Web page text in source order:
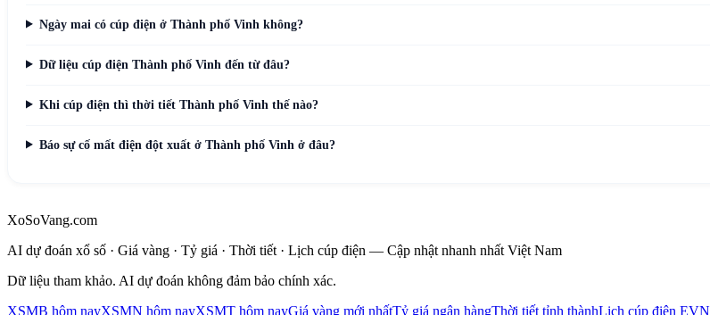
Ngày mai có cúp điện ở Thành phố Vinh không?
Dữ liệu cúp điện Thành phố Vinh đến từ đâu?
Khi cúp điện thì thời tiết Thành phố Vinh thế nào?
Báo sự cố mất điện đột xuất ở Thành phố Vinh ở đâu?
XoSoVang.com
AI dự đoán xổ số · Giá vàng · Tỷ giá · Thời tiết · Lịch cúp điện — Cập nhật nhanh nhất Việt Nam
Dữ liệu tham khảo. AI dự đoán không đảm bảo chính xác.
XSMB hôm nayXSMN hôm nayXSMT hôm nayGiá vàng mới nhấtTỷ giá ngân hàngThời tiết tỉnh thànhLịch cúp điện EVN